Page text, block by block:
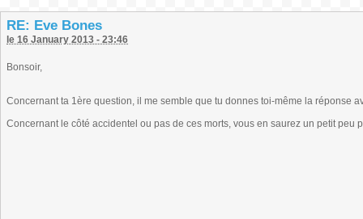
RE: Eve Bones
le 16 January 2013 - 23:46
Bonsoir,
Concernant ta 1ère question, il me semble que tu donnes toi-même la réponse
Concernant le côté accidentel ou pas de ces morts, vous en saurez un petit peu